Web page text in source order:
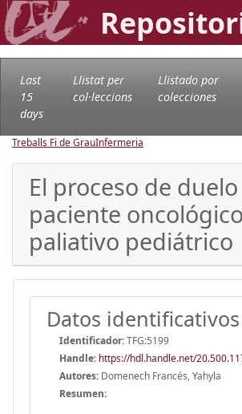
Last
15
days
Llistat per
col·leccions
Llistado por
colecciones
Treballs Fi de GrauInfermeria
El proceso de
paciente oncológico
paliativo pediátrico
Datos identificativos
Identificador:TFG:5199
Handle: https://hdl.handle.net/
Autores: Domenech Francés, Yahyla
Resumen: